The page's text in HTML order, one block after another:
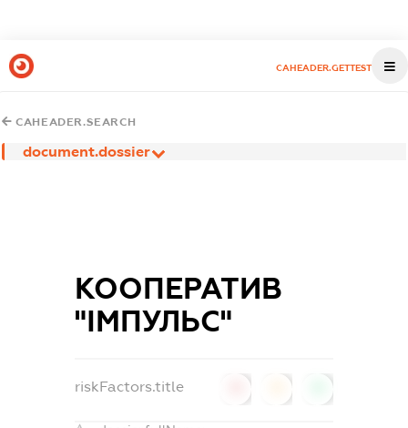
CAHEADER.GETTEST
CAHEADER.SEARCH
document.dossier
КООПЕРАТИВ
"ІМПУЛЬС"
riskFactors.title